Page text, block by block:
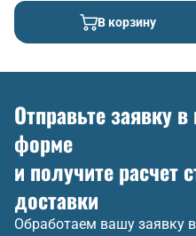
В корзину
Отправьте заявку
форме
и получите расчет
доставки
Обработаем вашу заявку